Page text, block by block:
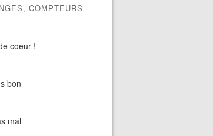
COMPTEURS
coeur !
bon
mal